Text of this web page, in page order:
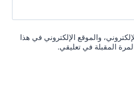
والموقع الإلكتروني في هذا
المقبلة في تعليقي.